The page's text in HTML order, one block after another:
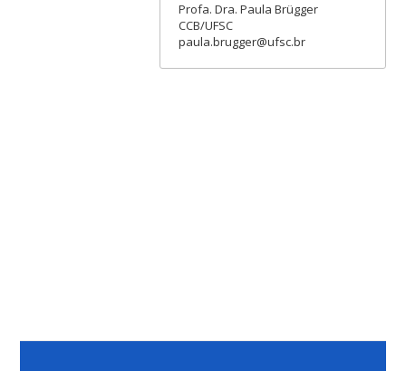
Profa. Dra. Paula Brügger
CCB/UFSC
paula.brugger@ufsc.br